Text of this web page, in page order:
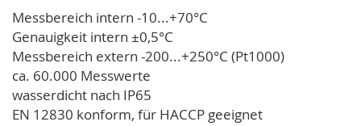
Messbereich intern -10...+70°C
Genauigkeit intern ±0,5°C
Messbereich extern -200...+250°C (Pt1000)
ca. 60.000 Messwerte
wasserdicht nach IP65
EN 12830 konform, für HACCP geeignet